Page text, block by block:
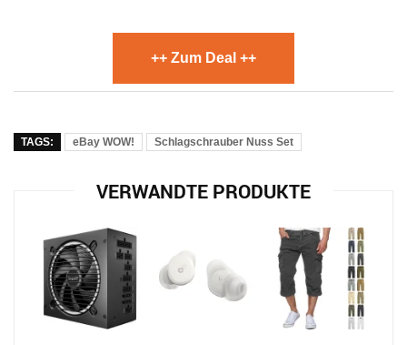
++ Zum Deal ++
TAGS: eBay WOW! Schlagschrauber Nuss Set
VERWANDTE PRODUKTE